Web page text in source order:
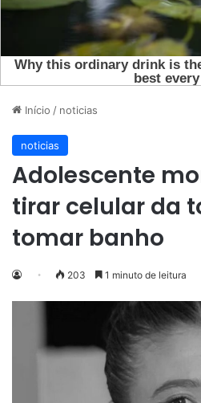
Início / noticias
noticias
Adolescente
tirar celular da
tomar banho
203 1 minuto de leitura